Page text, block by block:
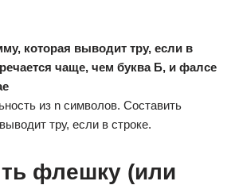
которая выводит тру, если в
чаще, чем буква Б, и фалсе
из n символов. Составить
тру, если в строке.
флешку (или